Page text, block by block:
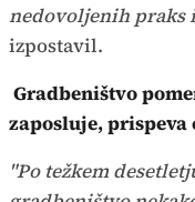
nedovoljenih praks
izpostavil.
Gradbeništvo
zaposluje, prispeva
"Po težkem